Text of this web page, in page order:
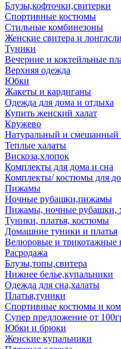
Блузы,кофточки,свитерки
Спортивные костюмы
Стильные комбинезоны
Женские свитера и
Туники
Вечерние и коктейльные
Верхняя одежда
Юбки
Жакеты и кардиганы
Одежда для дома и отдыха
Купить женский халат
Кружево
Натуральный и смешанный
Теплые халаты
Вискоза,хлопок
Комплекты для дома и сна
Комплекты/ костюмы для
Пижамы
Ночные рубашки,пижамы
Пижамы, ночные рубашки,
Туники, платья, костюмы
Домашние туники и платья
Велюровые и трикотажные
Расродажа
Блузы,топы,свитера
Нижнее белье,купальники
Одежда для сна,халаты
Платья,туники
Спортивные костюмы и
Супер предложение от
Юбки и брюки
Женские купальники